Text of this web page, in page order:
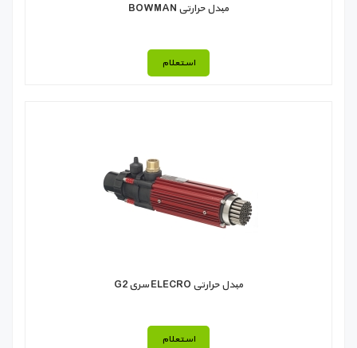
مبدل حرارتی BOWMAN
استعلام
مبدل حرارتی ELECRO سری G2
استعلام